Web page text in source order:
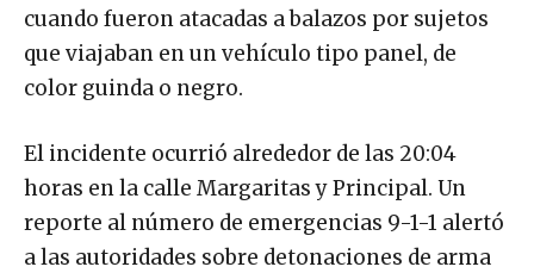
cuando fueron atacadas a balazos por sujetos
que viajaban en un vehículo tipo panel, de
color guinda o negro.
El incidente ocurrió alrededor de las 20:04
horas en la calle Margaritas y Principal. Un
reporte al número de emergencias 9-1-1 alertó
a las autoridades sobre detonaciones de arma